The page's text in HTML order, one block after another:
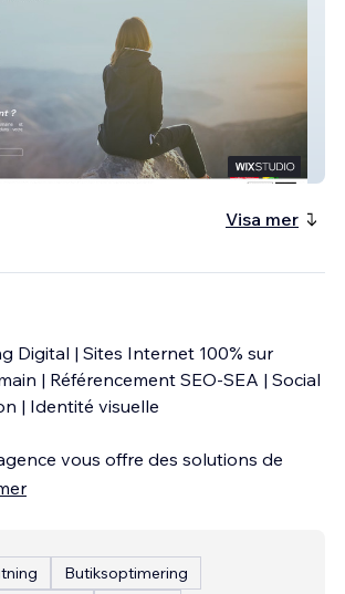
Visa mer
Digital | Sites Internet 100% sur
| Référencement SEO-SEA | Social
| Identité visuelle
vous offre des solutions de
Butiksoptimering